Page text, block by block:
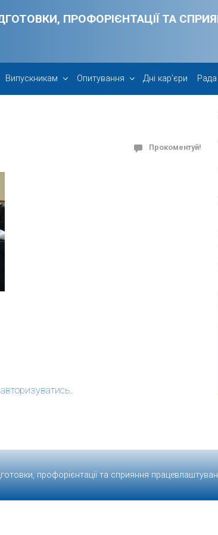
ПРОФОРІЄНТАЦІЇ ТА
Випускникам Опитування Дні кар’єри Рада
Прокоментуй!
авторизуватись.
профорієнтації та сприяння